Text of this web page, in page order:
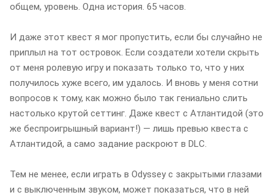
общем, уровень. Одна история. 65 часов.
И даже этот квест я мог пропустить, если бы случайно не
приплыл на тот островок. Если создатели хотели скрыть
от меня ролевую игру и показать только то, что у них
получилось хуже всего, им удалось. И вновь у меня сотни
вопросов к тому, как можно было так гениально слить
настолько крутой сеттинг. Даже квест с Атлантидой (это
же беспроигрышный вариант!) — лишь превью квеста с
Атлантидой, а само задание раскроют в DLC.
Тем не менее, если играть в Odyssey с закрытыми глазами
и с выключенным звуком, может показаться, что в ней